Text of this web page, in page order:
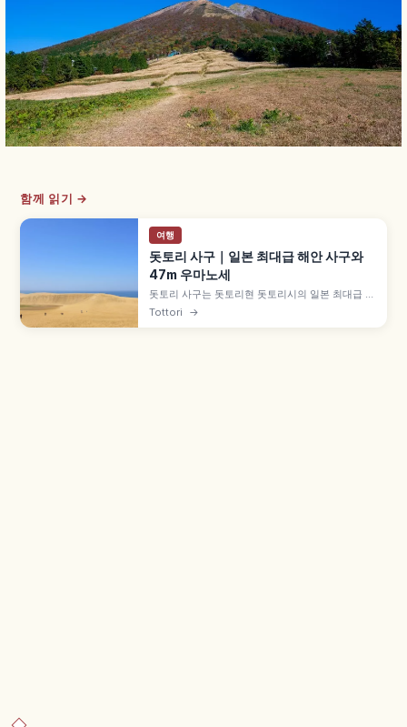
함께 읽기 →
여행
돗토리 사구｜일본 최대급 해안 사구와
47m 우마노세
돗토리 사구는 돗토리현 돗토리시의 일본 최대급 해
안 사구로, 동서 약 16km·남북 약 2.4km 규모입니
Tottori →